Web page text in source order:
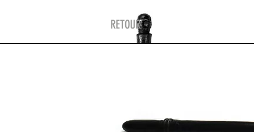
RETOUR